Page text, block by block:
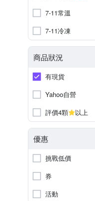
7-11常溫
7-11冷凍
商品狀況
有現貨
Yahoo自營
評價4顆
以上
優惠
挑戰低價
券
活動